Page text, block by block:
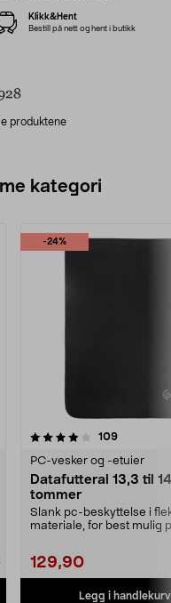
produktene
Klikk&Hent
Bestill på nett og hent i butikk
kategori
-24%
109
PC-vesker og -etuier
Datafutteral 13,3 til 14
tommer
Slank pc-beskyttelse i
materiale, for best mulig
129,90
Legg i handlekurv
4.5 av 5 stjerner